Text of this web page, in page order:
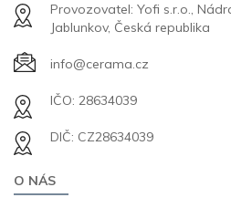
Provozovatel: Yofi s.r.o.,
Jablunkov, Česká republika
info@cerama.cz
IČO: 28634039
DIČ: CZ28634039
O NÁS